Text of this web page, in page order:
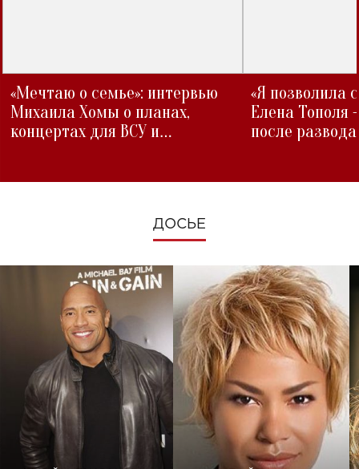
«Мечтаю о семье»: интервью
Михаила Хомы о планах,
концертах для ВСУ и
«Я позволила
Елена Тополя
после развода
ДОСЬЕ